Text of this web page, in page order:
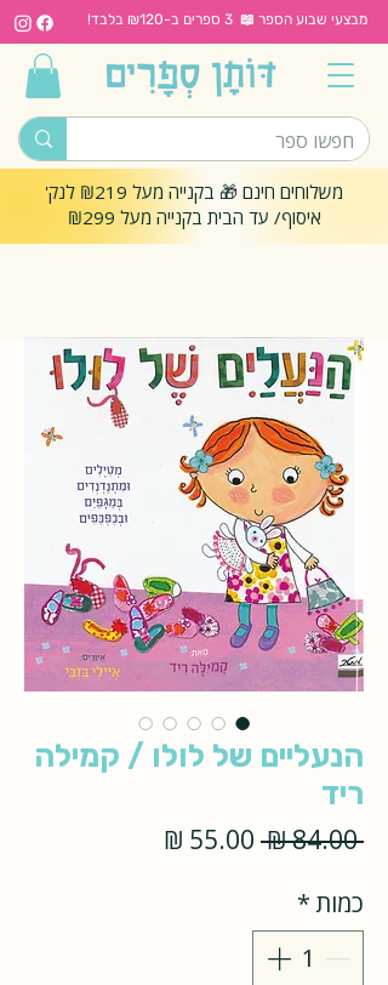
מבצעי שבוע הספר 📖 3 ספרים ב-₪120 בלבד!
משלוחים חינם 🎁 בקנייה מעל ₪219 לנק'
איסוף/ עד הבית בקנייה מעל ₪299
הנעליים של לולו / קמילה
ריד
‏84.00 ‏₪
מחיר
כמות*